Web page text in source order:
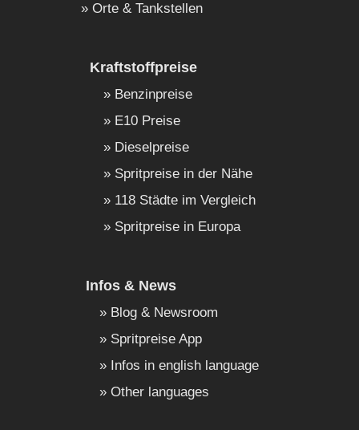
Orte & Tankstellen
Kraftstoffpreise
Benzinpreise
E10 Preise
Dieselpreise
Spritpreise in der Nähe
118 Städte im Vergleich
Spritpreise in Europa
Infos & News
Blog & Newsroom
Spritpreise App
Infos in english language
Other languages